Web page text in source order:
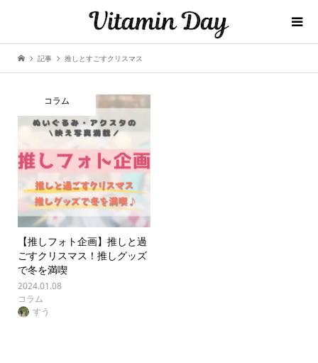
記事 推しとすごすクリスマス
コラム
【推しフォト企画】推しと過
ごすクリスマス！推しグッズ
で冬を満喫
2024.01.08
コラム
すう